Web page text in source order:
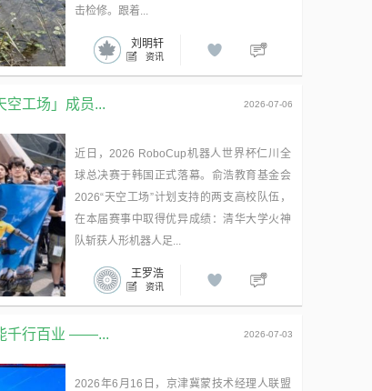
击检修。跟着...
刘明轩
资讯
空工场」成员... 2026-07-06
近日，2026 RoboCup机器人世界杯仁川全
球总决赛于韩国正式落幕。俞浩教育基金会
2026“天空工场”计划支持的两支高校队伍，
在本届赛事中取得优异成绩：清华大学火神
队斩获人形机器人足...
王罗浩
资讯
千行百业 ——... 2026-07-03
2026年6月16日，京津冀蒙技术经理人联盟